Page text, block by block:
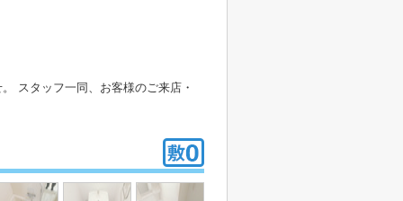
スタッフ一同、お客様のご来店・